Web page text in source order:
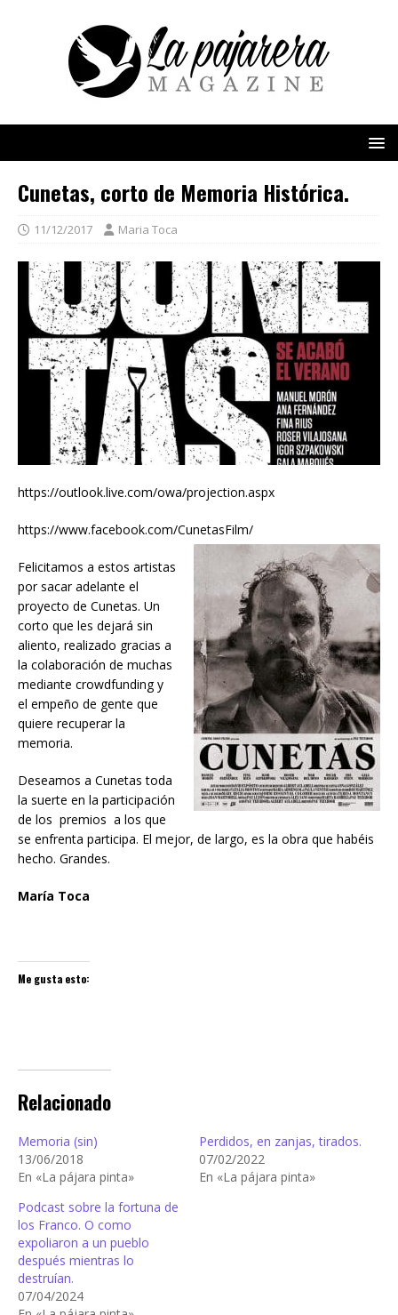
Cunetas, corto de Memoria Histórica.
11/12/2017 Maria Toca
https://outlook.live.com/owa/projection.aspx
https://www.facebook.com/CunetasFilm/
Felicitamos a estos artistas
por sacar adelante el
proyecto de Cunetas. Un
corto que les dejará sin
aliento, realizado gracias a
la colaboración de muchas
mediante crowdfunding y
el empeño de gente que
quiere recuperar la
memoria.
Deseamos a Cunetas toda
la suerte en la participación
de los premios a los que
se enfrenta participa. El mejor, de largo, es la obra que habéis
hecho. Grandes.
María Toca
Me gusta esto:
Relacionado
Memoria (sin)
13/06/2018
En «La pájara pinta»
Perdidos, en zanjas, tirados.
07/02/2022
En «La pájara pinta»
Podcast sobre la fortuna de
los Franco. O como
expoliaron a un pueblo
después mientras lo
destruían.
07/04/2024